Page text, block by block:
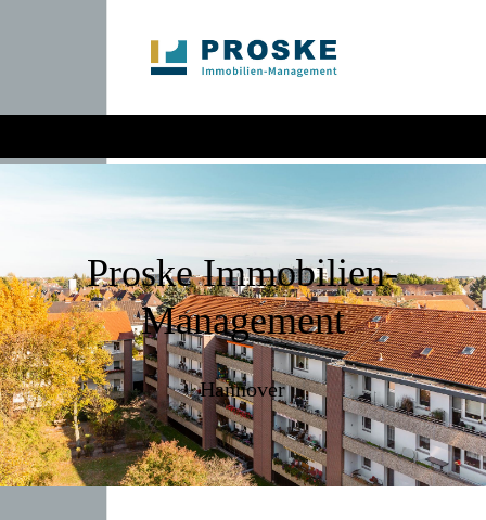
Proske Immobilien-
Management
Hannover